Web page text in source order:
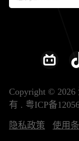
Copyright ©
有 . 粤ICP备
隐私政策 使用